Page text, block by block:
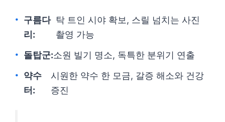
구름다
리:
탁 트인 시야 확보, 스릴 넘치는 사진
촬영 가능
돌탑군:소원 빌기 명소, 독특한 분위기 연출
약수
터:
시원한 약수 한 모금, 갈증 해소와 건강
증진